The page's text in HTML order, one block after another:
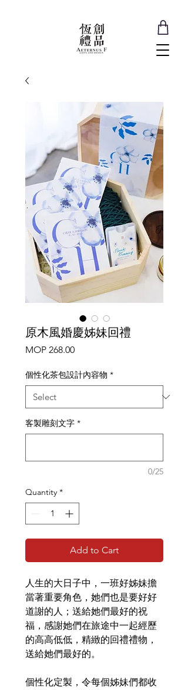
原木風婚慶姊妹回禮
MOP 268.00Price
個性化茶包設計內容物 *
客製雕刻文字 *
0/25
Quantity *
Add to Cart
人生的大日子中，一班好姊妹擔
當著重要角色，她們也是要好好
道謝的人；送給她們最好的祝
福，感謝她們在旅途中一起經歷
的高高低低，精緻的回禮禮物，
送給她們最好的。
個性化定製，令每個姊妹們都收